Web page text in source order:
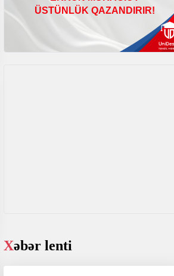
Xəbər lenti